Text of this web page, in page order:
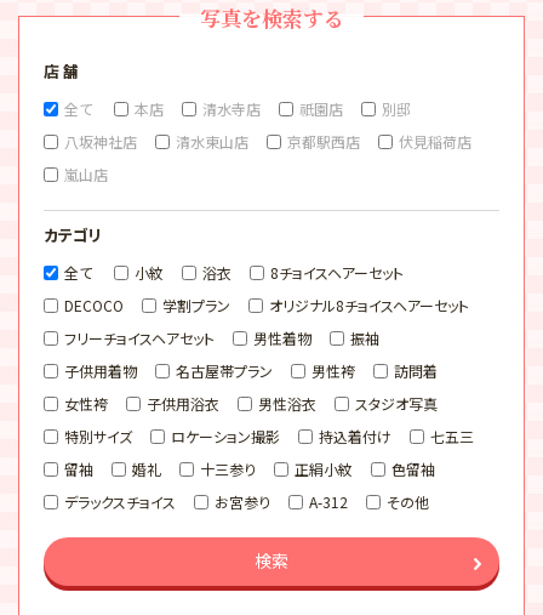
写真を検索する
店 舗
全て 本店 清水寺店 祇園店
別邸
八坂神社店
清水東山店 京都駅西店
伏見稲荷店
嵐山店
カテゴリ
全て 小紋 浴衣
8チョイスヘアーセット
DECOCO
学割プラン
オリジナル8チョイスヘアーセット
フリーチョイスヘアセット
男性着物
振袖
子供用着物
名古屋帯プラン 男性袴
訪問着
女性袴
子供用浴衣 男性浴衣
スタジオ写真
特別サイズ
ロケーション撮影 持込着付け
七五三
留袖
婚礼 十三参り 正絹小紋
色留袖
デラックスチョイス
お宮参り A-312 その他
検索